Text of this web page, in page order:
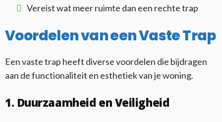
Vereist wat meer ruimte dan een rechte trap
Voordelen van een Vaste Trap
Een vaste trap heeft diverse voordelen die bijdragen
aan de functionaliteit en esthetiek van je woning.
1. Duurzaamheid en Veiligheid